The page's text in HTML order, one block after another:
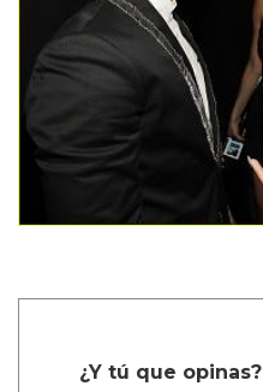
¿Y tú que opinas?